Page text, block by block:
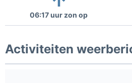
06:17 uur zon op
Activiteiten